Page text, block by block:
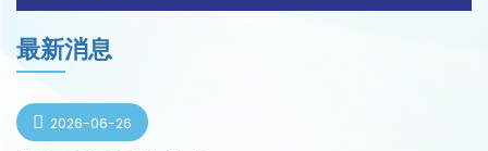
最新消息
2026-06-26